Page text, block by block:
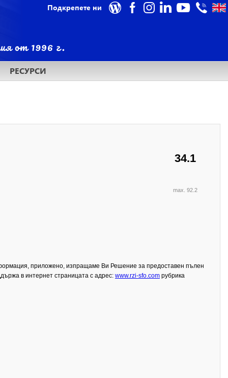
Подкрепете ни
РЕСУРСИ
34.1
max. 92.2
приложено, изпращаме Ви Решение за предоставен пълен
в интернет страницата с адрес: www.rzi-sfo.com рубрика